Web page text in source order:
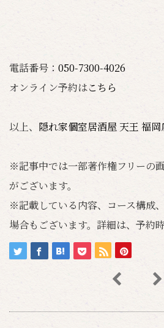
電話番号： 050-7300-4026
オンライン予約はこちら
以上、 隠れ家個室居酒屋 天王 福岡
※記事中では一部著作権フリーの
がございます。
※記載している内容、コース構成
場合もございます。詳細は、予約